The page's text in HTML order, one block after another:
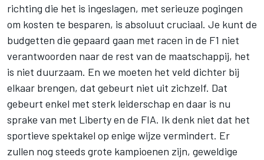
richting die het is ingeslagen, met serieuze pogingen
om kosten te besparen, is absoluut cruciaal. Je kunt de
budgetten die gepaard gaan met racen in de F1 niet
verantwoorden naar de rest van de maatschappij, het
is niet duurzaam. En we moeten het veld dichter bij
elkaar brengen, dat gebeurt niet uit zichzelf. Dat
gebeurt enkel met sterk leiderschap en daar is nu
sprake van met Liberty en de FIA. Ik denk niet dat het
sportieve spektakel op enige wijze vermindert. Er
zullen nog steeds grote kampioenen zijn, geweldige